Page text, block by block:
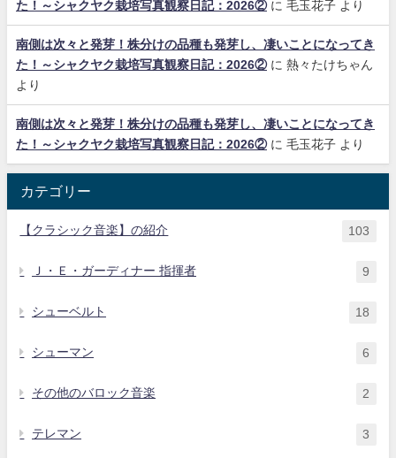
た！～シャクヤク栽培写真観察日記：2026②に 毛玉花子 より
南側は次々と発芽！株分けの品種も発芽し、凄いことになってき
た！～シャクヤク栽培写真観察日記：2026②に 熱々たけちゃん
より
南側は次々と発芽！株分けの品種も発芽し、凄いことになってき
た！～シャクヤク栽培写真観察日記：2026②に 毛玉花子 より
カテゴリー
【クラシック音楽】の紹介 103
Ｊ・Ｅ・ガーディナー 指揮者 9
シューベルト 18
シューマン 6
その他のバロック音楽 2
テレマン 3